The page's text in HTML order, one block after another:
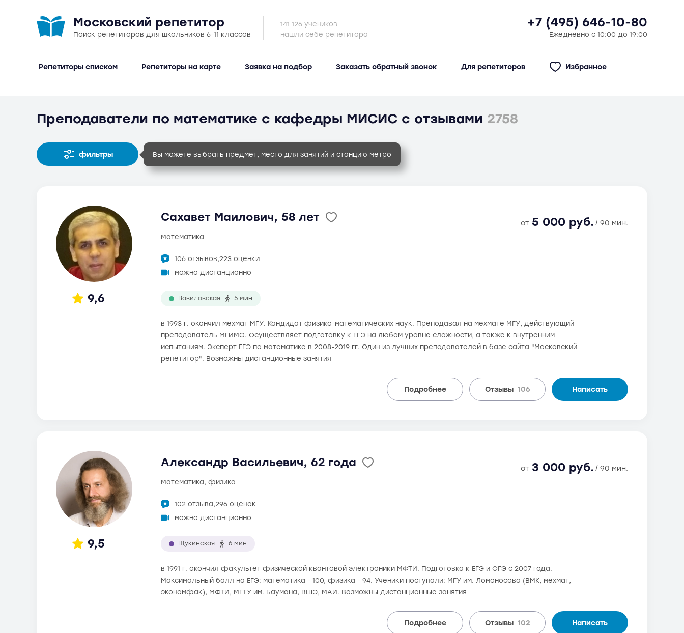
Московский репетитор +7 (495) 646-10-80
Поиск репетиторов для школьников 6-11 классов Ежедневно с 10:00 до 19:00
141 126 учеников
нашли себе репетитора
Репетиторы списком Репетиторы на карте Заявка на подбор Заказать обратный звонок Для репетиторов Избранное
Преподаватели по математике с кафедры МИСИС с отзывами 2758
фильтры Вы можете выбрать предмет, место для занятий и станцию метро
9,6
Сахавет Маилович, 58 лет от 5 000 руб. / 90 мин.
математика
106 отзывов,223 оценки
можно дистанционно
Вавиловская 5 мин
в 1993 г. окончил мехмат МГУ. Кандидат физико-математических наук. Преподавал на мехмате МГУ, действующий
преподаватель МГИМО. Осуществляет подготовку к ЕГЭ на любом уровне сложности, а также к внутренним
испытаниям. Эксперт ЕГЭ по математике в 2008-2019 гг. Один из лучших преподавателей в базе сайта "Московский
репетитор". Возможны дистанционные занятия
Подробнее Отзывы 106 Написать
9,5
Александр Васильевич, 62 года от 3 000 руб. / 90 мин.
математика, физика
102 отзыва,296 оценок
можно дистанционно
Щукинская 6 мин
в 1991 г. окончил факультет физической квантовой электроники МФТИ. Подготовка к ЕГЭ и ОГЭ с 2007 года.
Максимальный балл на ЕГЭ: математика - 100, физика - 94. Ученики поступали: МГУ им. Ломоносова (ВМК, мехмат,
экономфак), МФТИ, МГТУ им. Баумана, ВШЭ, МАИ. Возможны дистанционные занятия
Подробнее Отзывы 102 Написать